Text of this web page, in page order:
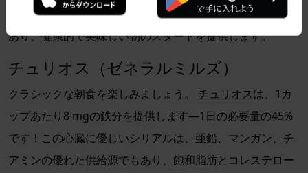
はチアミン、リボフラビン、ナイアシンの優れた供給源で
あり、健康的で美味しい朝のスタートを提供します。
チュリオス（ゼネラルミルズ）
クラシックな朝食を楽しみましょう。 チュリオスは、1カ
ップあたり8 mgの鉄分を提供します—1日の必要量の45%
です！この心臓に優しいシリアルは、亜鉛、マンガン、チ
アミンの優れた供給源でもあり、飽和脂肪とコレステロー